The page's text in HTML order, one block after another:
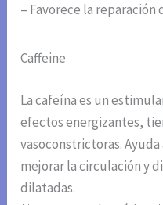
– Favorece la reparación
Caffeine
La cafeína es un
efectos energizantes,
vasoconstrictoras.
mejorar la circulación y
dilatadas.